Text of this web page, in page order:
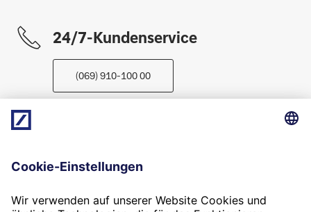
24/7-Kundenservice
(069) 910-100 00